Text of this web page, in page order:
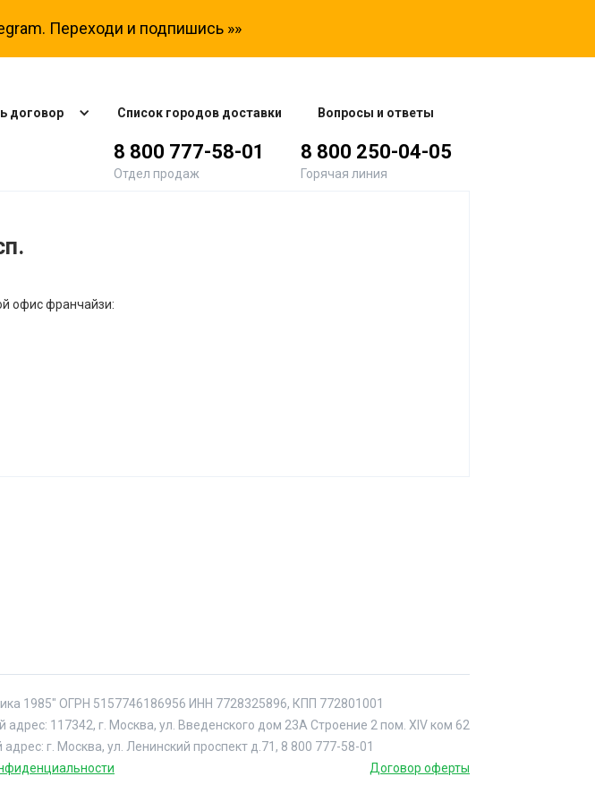
Переходи и подпишись »»
договор Список городов доставки Вопросы и ответы
8 800 777-58-01
Отдел продаж
8 800 250-04-05
Горячая линия
офис франчайзи:
1985" ОГРН 5157746186956 ИНН 7728325896, КПП 772801001
адрес: 117342, г. Москва, ул. Введенского дом 23А Строение 2 пом. XIV ком 62
адрес: г. Москва, ул. Ленинский проспект д.71, 8 800 777-58-01
Договор оферты